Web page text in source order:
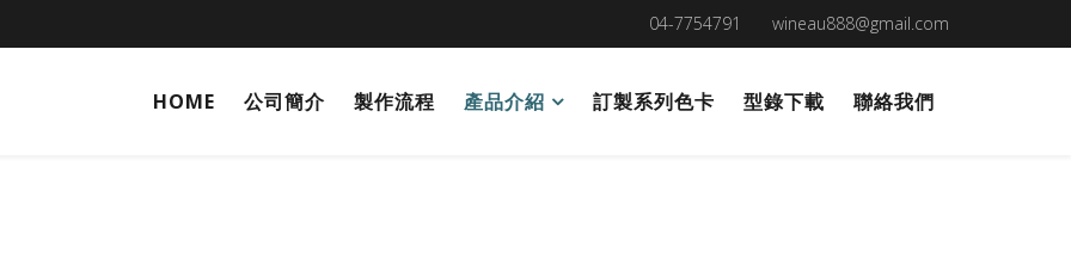
04-7754791 wineau888@gmail.com
HOME 公司簡介 製作流程 產品介紹 訂製系列色卡 型錄下載 聯絡我們